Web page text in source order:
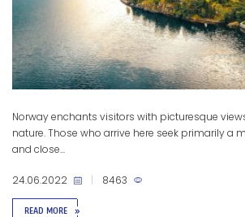
Norway enchants visitors with picturesque
nature. Those who arrive here seek primarily a
and close...
READ MORE »
24.06.2022 8463